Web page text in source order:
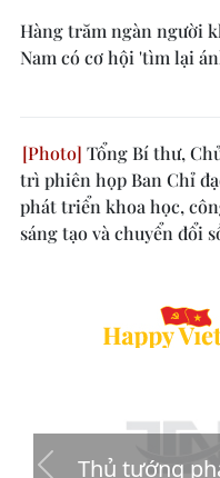
Hàng trăm ngàn người
Nam có cơ hội 'tìm lại
Tổng Bí thư,
trì phiên họp Ban Chỉ
phát triển khoa học,
sáng tạo và chuyển đổi